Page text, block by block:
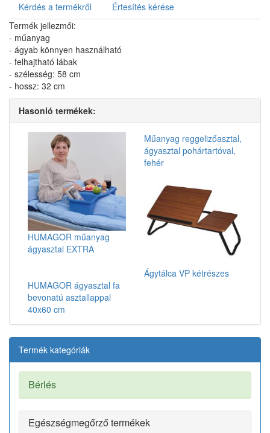
Kérdés a termékről
Értesítés kérése
Termék jellezmői:
- műanyag
- ágyab könnyen használható
- felhajtható lábak
- szélesség: 58 cm
- hossz: 32 cm
Hasonló termékek:
HUMAGOR műanyag
ágyasztal EXTRA
Műanyag reggelizőasztal,
ágyasztal pohártartóval,
fehér
Ágytálca VP kétrészes
HUMAGOR ágyasztal fa
bevonatú asztallappal
40x60 cm
Termék kategóriák
Bérlés
Egészségmegőrző termékek